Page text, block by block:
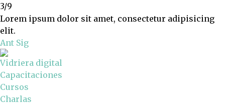
3/9
Lorem ipsum dolor sit amet, consectetur adipisicing
elit.
Ant Sig
Vidriera digital
Capacitaciones
Cursos
Charlas